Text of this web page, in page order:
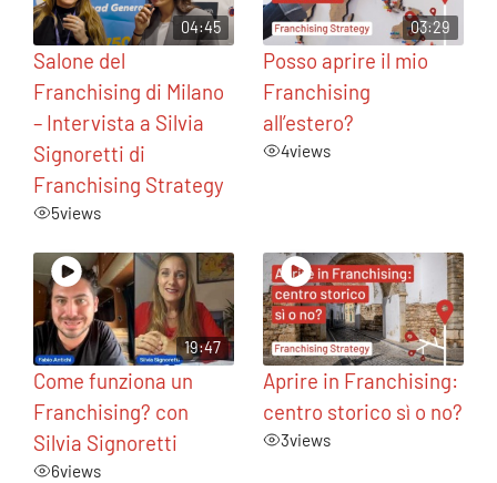
04:45
Salone del
Franchising di Milano
– Intervista a Silvia
Signoretti di
Franchising Strategy
5views
03:29
Posso aprire il mio
Franchising
all’estero?
4views
19:47
Come funziona un
Franchising? con
Silvia Signoretti
6views
Aprire in Franchising:
centro storico sì o no?
3views